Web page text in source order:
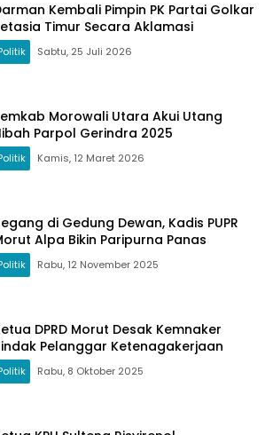
Kembali Pimpin PK Partai Golkar
Timur Secara Aklamasi
Sabtu, 25 Juli 2026
Morowali Utara Akui Utang
Parpol Gerindra 2025
Kamis, 12 Maret 2026
di Gedung Dewan, Kadis PUPR
Alpa Bikin Paripurna Panas
Rabu, 12 November 2025
DPRD Morut Desak Kemnaker
Pelanggar Ketenagakerjaan
Rabu, 8 Oktober 2025